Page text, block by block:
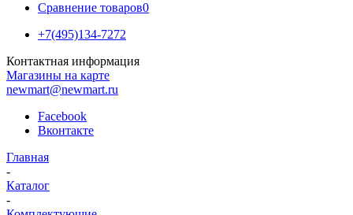
Сравнение товаров0
+7(495)134-7272
Контактная информация
Магазины на карте
newmart@newmart.ru
Facebook
Вконтакте
Главная
-
Каталог
-